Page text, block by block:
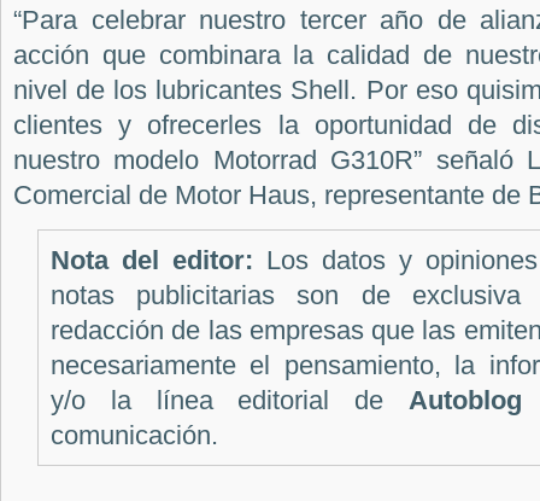
“Para celebrar nuestro tercer año de
acción que combinara la calidad de
nivel de los lubricantes Shell. Por eso
clientes y ofrecerles la oportunidad de
nuestro modelo Motorrad G310R” señaló
Comercial de Motor Haus, representante de
Nota del editor: Los datos y
notas publicitarias son de exclusiva
redacción de las empresas que las
necesariamente el pensamiento, la
y/o la línea editorial de Autoblog
comunicación.